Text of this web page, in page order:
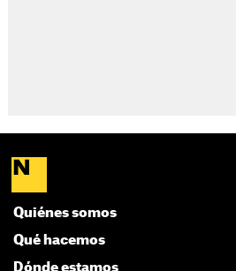
Quiénes somos
Qué hacemos
Dónde estamos